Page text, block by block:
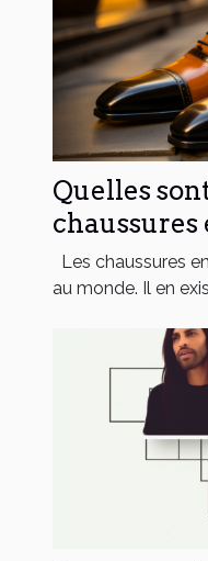
Quelles
chaussures
monde ?
Les chaussures
au monde. Il en